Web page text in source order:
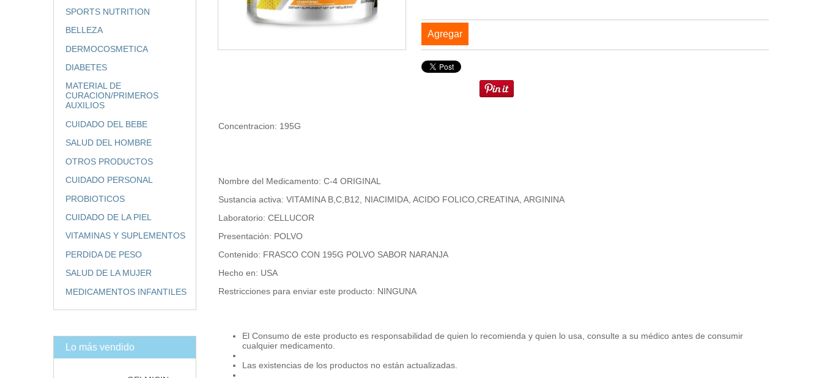
SPORTS NUTRITION
BELLEZA
DERMOCOSMETICA
DIABETES
MATERIAL DE
CURACION/PRIMEROS
AUXILIOS
CUIDADO DEL BEBE
SALUD DEL HOMBRE
OTROS PRODUCTOS
CUIDADO PERSONAL
PROBIOTICOS
CUIDADO DE LA PIEL
VITAMINAS Y SUPLEMENTOS
PERDIDA DE PESO
SALUD DE LA MUJER
MEDICAMENTOS INFANTILES
Lo más vendido
Agregar
Concentracion: 195G
Nombre del Medicamento: C-4 ORIGINAL
Sustancia activa: VITAMINA B,C,B12, NIACIMIDA, ACIDO FOLICO,CREATINA, ARGININA
Laboratorio: CELLUCOR
Presentación: POLVO
Contenido: FRASCO CON 195G POLVO SABOR NARANJA
Hecho en: USA
Restricciones para enviar este producto: NINGUNA
El Consumo de este producto es responsabilidad de quien lo recomienda y quien lo usa, consulte a su médico antes de consumir
cualquier medicamento.
Las existencias de los productos no están actualizadas.